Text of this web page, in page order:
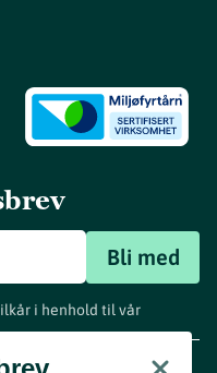
Bli med
i henhold til vår